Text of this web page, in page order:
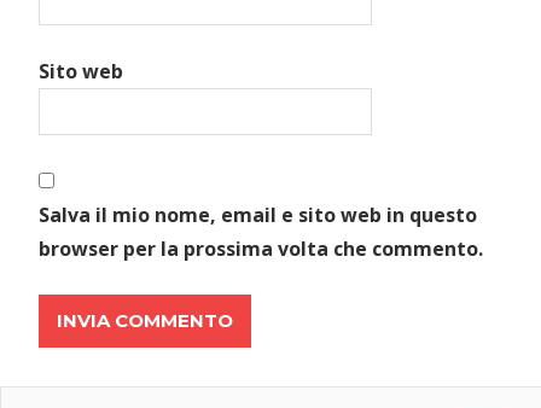
Sito web
Salva il mio nome, email e sito web in questo
browser per la prossima volta che commento.